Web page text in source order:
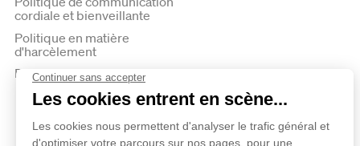
cordiale et bienveillante
Politique en matière
d'harcèlement
Politique de confidentialité